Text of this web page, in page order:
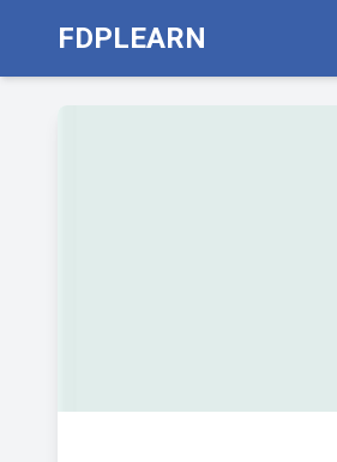
FDPLEARN